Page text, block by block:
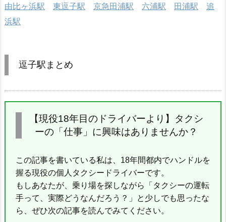
由比ヶ浜駅 東逗子駅 京急田浦駅 六浦駅 田浦駅
追
浜駅
逗子駅まとめ
【現役18年目のドライバーより】タクシ
ーの「仕事」に興味はありませんか？
この記事を書いている私は、18年間都内でハンドルを
握る現役の個人タクシードライバーです。
もしあなたが、乗り場を探しながら「タクシーの運転
手って、実際どうなんだろう？」と少しでも思ったな
ら、ぜひ次の記事を読んでみてください。